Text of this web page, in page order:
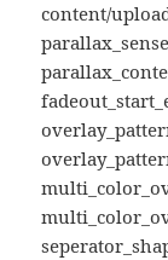
content/